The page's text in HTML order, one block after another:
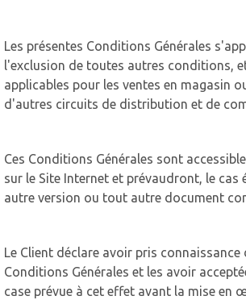
Les présentes Conditions Générales
l'exclusion de toutes autres conditions,
applicables pour les ventes en magasin
d'autres circuits de distribution et de
Ces Conditions Générales sont
sur le Site Internet et prévaudront, le cas
autre version ou tout autre document
Le Client déclare avoir pris connaissance
Conditions Générales et les avoir
case prévue à cet effet avant la mise en